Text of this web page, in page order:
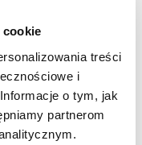
treści
i
o tym, jak
partnerom